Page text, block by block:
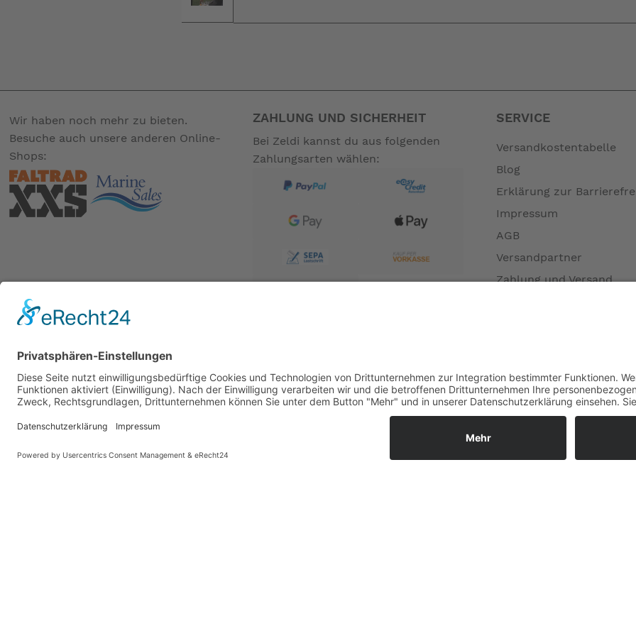
Wir haben noch mehr zu bieten.
Besuche auch unsere anderen Online-
Shops:
BESUCHE UNS AUCH BEI:
ZAHLUNG UND SICHERHEIT
Bei Zeldi kannst du aus folgenden
Zahlungsarten wählen:
SERVICE
Versandkostentabelle
Blog
Erklärung zur
Impressum
AGB
Versandpartner
Zahlung und Versand
Fernabsatz
Widerrufsrecht bei